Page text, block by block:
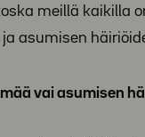
meillä kaikilla
asumisen
vai asumisen